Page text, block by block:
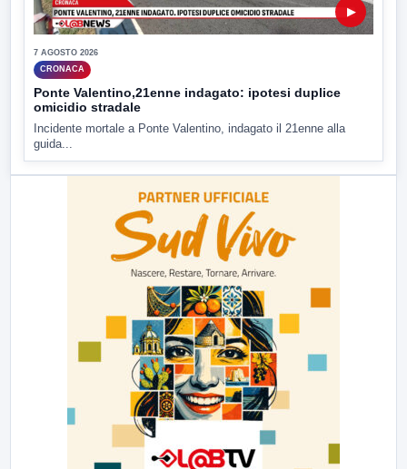
▶
7 AGOSTO 2026
CRONACA
Ponte Valentino,21enne indagato: ipotesi duplice
omicidio stradale
Incidente mortale a Ponte Valentino, indagato il 21enne alla
guida...